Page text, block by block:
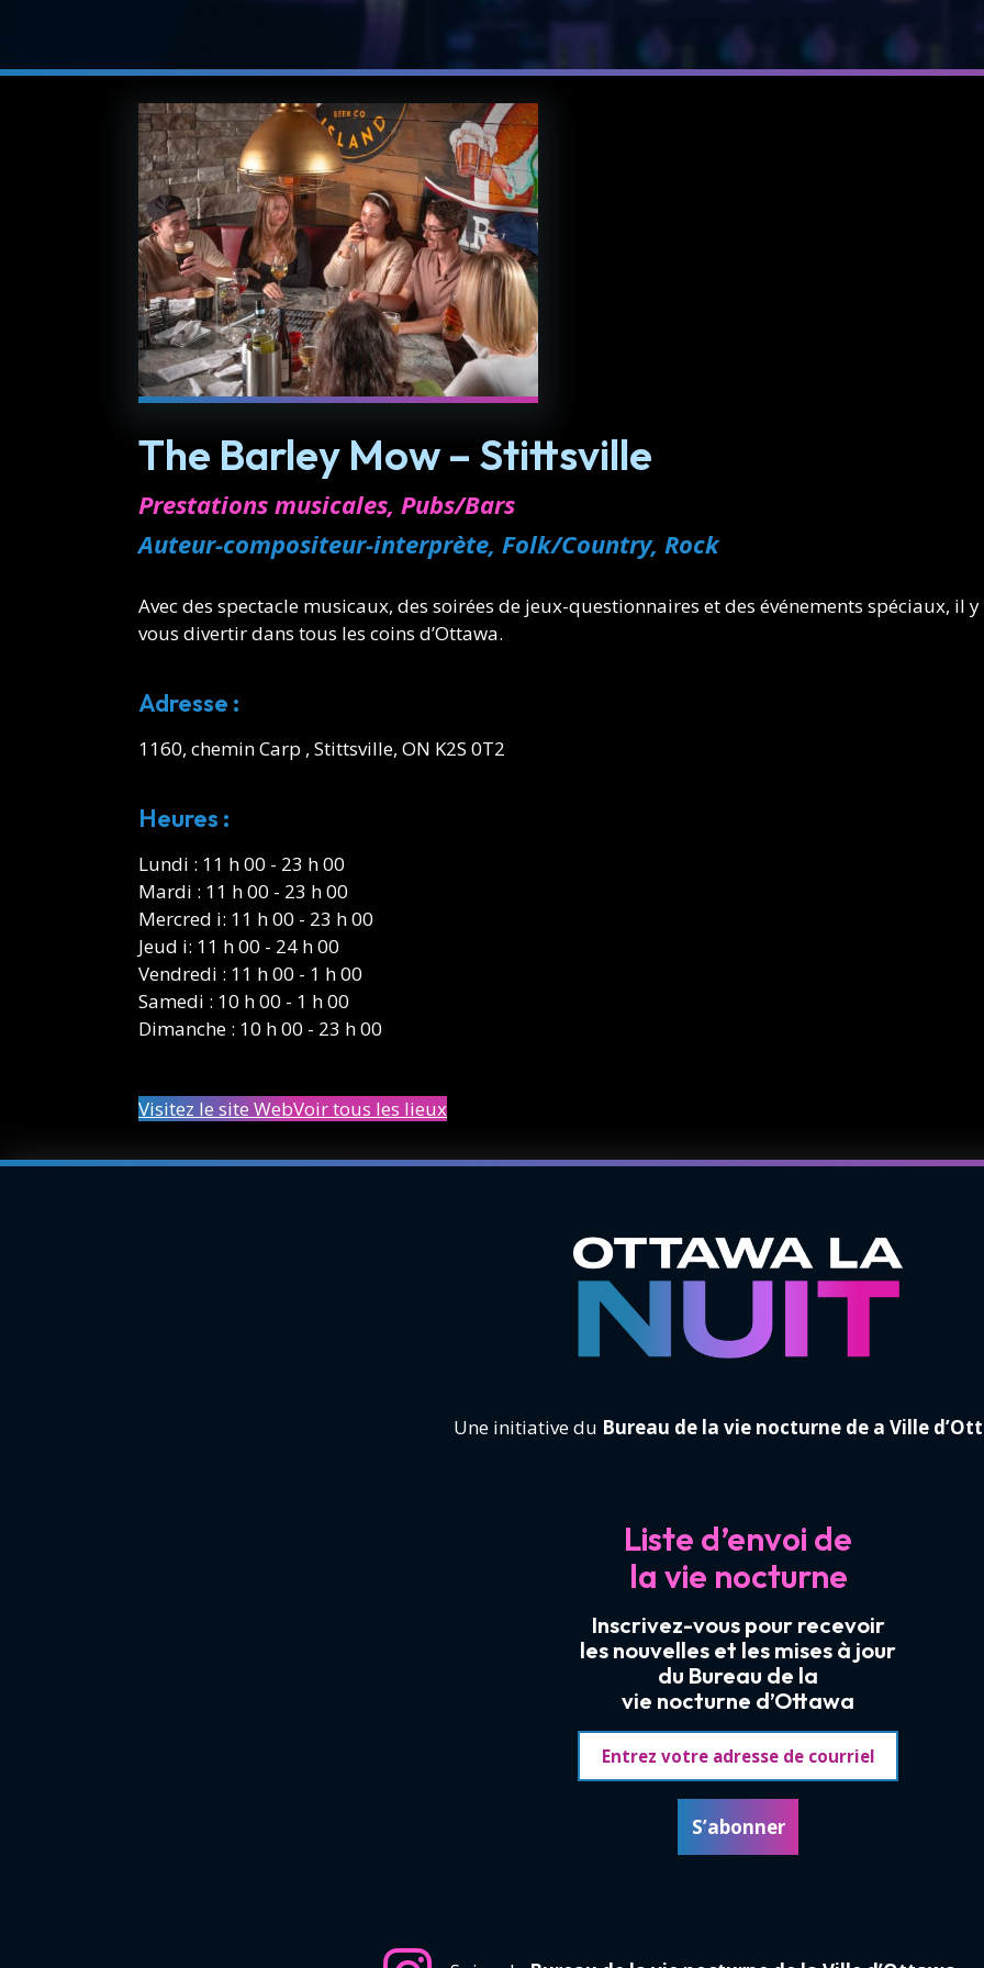
The Barley Mow – Stittsville
Prestations musicales, Pubs/Bars
Auteur-compositeur-interprète, Folk/Country, Rock
Avec des spectacle musicaux, des soirées de jeux-questionnaires et des événements spéciaux,
vous divertir dans tous les coins d’Ottawa.
Adresse :
1160, chemin Carp , Stittsville, ON K2S 0T2
Heures :
Lundi : 11 h 00 - 23 h 00
Mardi : 11 h 00 - 23 h 00
Mercred i: 11 h 00 - 23 h 00
Jeud i: 11 h 00 - 24 h 00
Vendredi : 11 h 00 - 1 h 00
Samedi : 10 h 00 - 1 h 00
Dimanche : 10 h 00 - 23 h 00
Visitez le site WebVoir tous les lieux
Une initiative du Bureau de la vie nocturne de a Ville
Liste d’envoi de
la vie nocturne
Inscrivez-vous pour recevoir
les nouvelles et les mises à jour
du Bureau de la
vie nocturne d’Ottawa
S’abonner